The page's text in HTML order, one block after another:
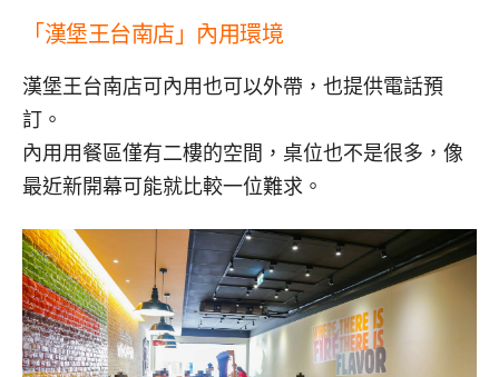
「漢堡王台南店」內用環境
漢堡王台南店可內用也可以外帶，也提供電話預
訂。
內用用餐區僅有二樓的空間，桌位也不是很多，像
最近新開幕可能就比較一位難求。